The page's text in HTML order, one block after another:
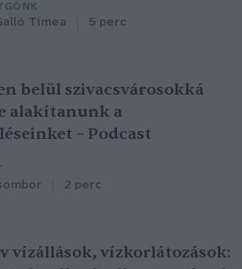
Tímea 5 perc
belül szivacsvárosokká
alakítanunk a
– Podcast
2 perc
vízállások, vízkorlátozások: